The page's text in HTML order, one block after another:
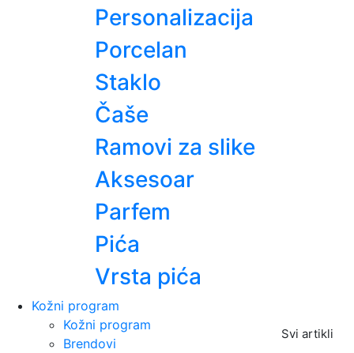
Personalizacija
Porcelan
Staklo
Čaše
Ramovi za slike
Aksesoar
Parfem
Pića
Vrsta pića
Kožni program
Svi artikli
Kožni program
Brendovi